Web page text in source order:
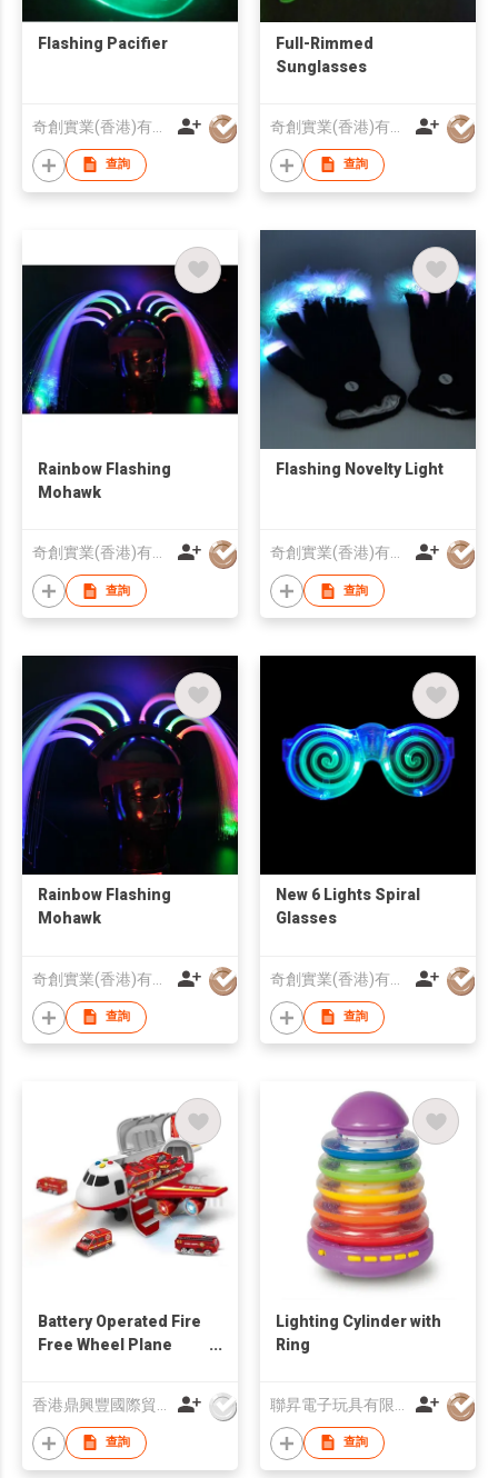
Flashing Pacifier
查詢
Full-Rimmed
Sunglasses
查詢
Rainbow Flashing
Mohawk
奇創實業(香港)有限公司
查詢
Flashing Novelty Light
奇創實業(香港)有限公司
查詢
Rainbow Flashing
Mohawk
查詢
New 6 Lights Spiral
Glasses
查詢
Battery Operated Fire
Free Wheel Plane
查詢
Lighting Cylinder with
Ring
查詢